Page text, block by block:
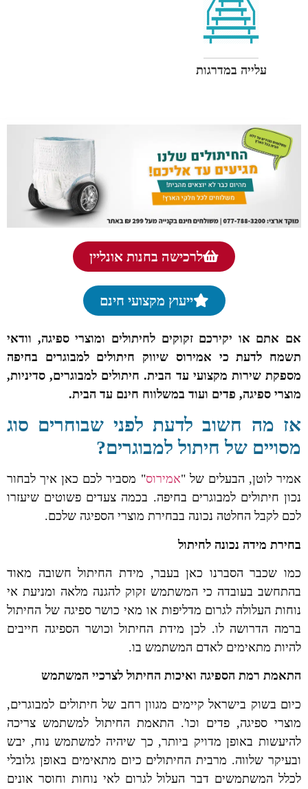
עלייה במדרגות
לרכישה בחנות אונליין
ייעוץ מקצועי חינם
אם אתם או יקירכם זקוקים לחיתולים ומוצרי ספיגה, וודאי
תשמח לדעת כי אמירוס שיווק חיתולים למבוגרים בחיפה
מספקת שירות מקצועי עד הבית. חיתולים למבוגרים, סדיניות,
מוצרי ספיגה, פדים ועוד במשלווח חינם עד הבית.
אז מה חשוב לדעת לפני שבוחרים סוג
מסויים של חיתול למבוגרים?
אמיר לוטן, הבעלים של "אמירוס" מסביר לכם כאן איך לבחור
נכון חיתולים למבוגרים בחיפה. בכמה צעדים פשוטים שיעזרו
לכם לקבל החלטה נכונה בבחירת מוצרי הספיגה שלכם.
בחירת מידה נכונה לחיתול
כמו שכבר הסברנו כאן בעבר, מידת החיתול חשובה מאוד
בהתחשב בעובדה כי המשתמש זקוק להגנה מלאה ומניעת אי
נוחות העלולה לגרום מדליפות או מאי כושר ספיגה של החיתול
ברמה הדרושה לו. לכן מידת החיתול וכושר הספיגה חייבים
להיות מתאימים לאדם המשתמש בו.
התאמת רמת הספיגה ואיכות החיתול לצרכיי המשתמש
כיום בשוק בישראל קיימים מגוון רחב של חיתולים למבוגרים,
מוצרי ספיגה, פדים וכו'. התאמת החיתול למשתמש צריכה
להיעשות באופן מדויק ביותר, כך שיהיה למשתמש נוח, יבש
ובעיקר שלווה. מרבית החיתולים כיום מתאימים באופן גלובלי
לכלל המשתמשים דבר העלול לגרום לאי נוחות וחוסר אונים